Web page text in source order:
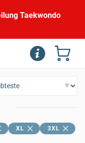
Taekwondo
XL
3XL